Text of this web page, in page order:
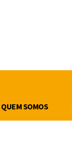
QUEM SOMOS